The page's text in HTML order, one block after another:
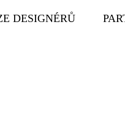
DESIGNÉRŮ